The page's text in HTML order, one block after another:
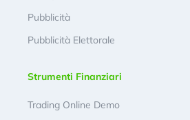
Pubblicità
Pubblicità Elettorale
Strumenti Finanziari
Trading Online Demo